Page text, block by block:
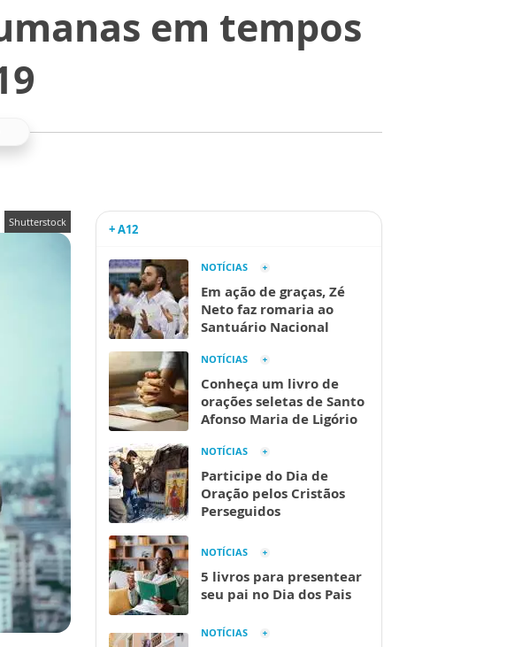
em tempos
Shutterstock + A12
NOTÍCIAS
Em ação de graças, Zé
Neto faz romaria ao
Santuário Nacional
NOTÍCIAS
Conheça um livro de
orações seletas de Santo
Afonso Maria de Ligório
NOTÍCIAS
Participe do Dia de
Oração pelos Cristãos
Perseguidos
NOTÍCIAS
5 livros para presentear
seu pai no Dia dos Pais
NOTÍCIAS